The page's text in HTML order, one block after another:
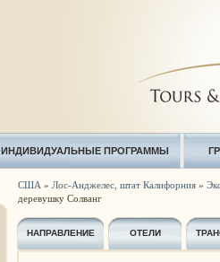
ИНДИВИДУАЛЬНЫЕ ПРОГРАММЫ
США » Лос-Анджелес, штат Калифорния»
деревушку Солванг
НАПРАВЛЕНИЕ ОТЕЛИ